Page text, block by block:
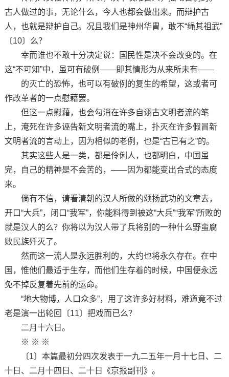
古人做过的事，无论什么，今人也都会做出来。而辩护古
人，也就是辩护自己。况且我们是神州华胄，敢不“绳其祖武”
〔10〕么？
幸而谁也不敢十分决定说：国民性是决不会改变的。在
这“不可知”中，虽可有破例——即其情形为从来所未有——
的灭亡的恐怖，也可以有破例的复生的希望，这或者可
作改革者的一点慰藉罢。
但这一点慰藉，也会勾消在许多自诩古文明者流的笔
上，淹死在许多诬告新文明者流的嘴上，扑灭在许多假冒新
文明者流的言动上，因为相似的老例，也是“古已有之”的。
其实这些人是一类，都是伶俐人，也都明白，中国虽
完，自己的精神是不会苦的，——因为都能变出合式的态度
来。
倘有不信，请看清朝的汉人所做的颂扬武功的文章去，
开口“大兵”，闭口“我军”，你能料得到被这“大兵”“我军”所败的
就是汉人的么？你将以为汉人带了兵将别的一种什么野蛮腐
败民族歼灭了。
然而这一流人是永远胜利的，大约也将永久存在。在中
国，惟他们最适于生存，而他们生存着的时候，中国便永远
免不掉反复着先前的运命。
“地大物博，人口众多”，用了这许多好材料，难道竟不过
老是演一出轮回〔11〕把戏而已么？
二月十六日。
※ ※ ※
〔1〕本篇最初分四次发表于一九二五年一月十七日、二
十日、二月十四日、二十日《京报副刊》。